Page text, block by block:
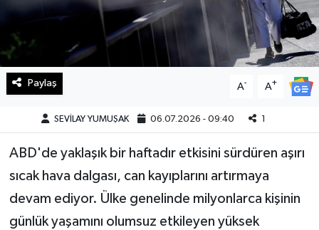
Paylaş A- A+
SEVİLAY YUMUŞAK 06.07.2026 - 09:40 1
ABD'de yaklaşık bir haftadır etkisini sürdüren aşırı
sıcak hava dalgası, can kayıplarını artırmaya
devam ediyor. Ülke genelinde milyonlarca kişinin
günlük yaşamını olumsuz etkileyen yüksek
Resmi İlan
Spor
SürManşet
Teknoloji